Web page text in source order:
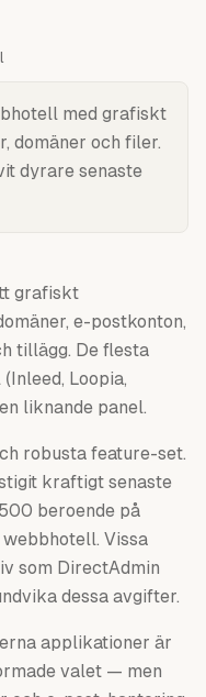
med grafiskt
domäner och filer.
dyrare senaste
grafiskt
e-postkonton,
tillägg. De flesta
Loopia,
liknande panel.
robusta feature-set.
kraftigt senaste
beroende på
Vissa
som DirectAdmin
dessa avgifter.
applikationer är
valet — men